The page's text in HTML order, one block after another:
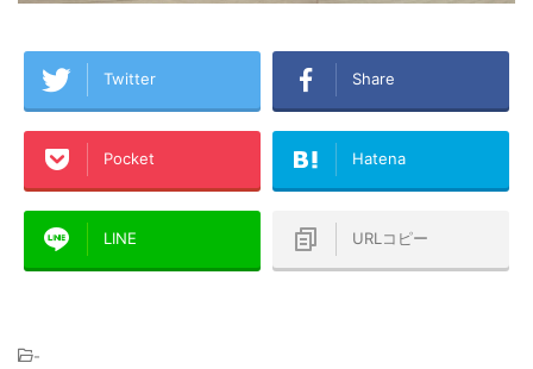
Twitter Share
Pocket Hatena
LINE URLコピー
-